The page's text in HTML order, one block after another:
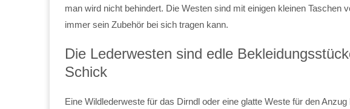
man wird nicht behindert. Die Westen sind mit einigen kleinen Taschen
immer sein Zubehör bei sich tragen kann.
Die Lederwesten sind edle
Schick
Eine Wildlederweste für das Dirndl oder eine glatte Weste für den